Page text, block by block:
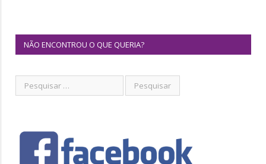
NÃO ENCONTROU O QUE QUERIA?